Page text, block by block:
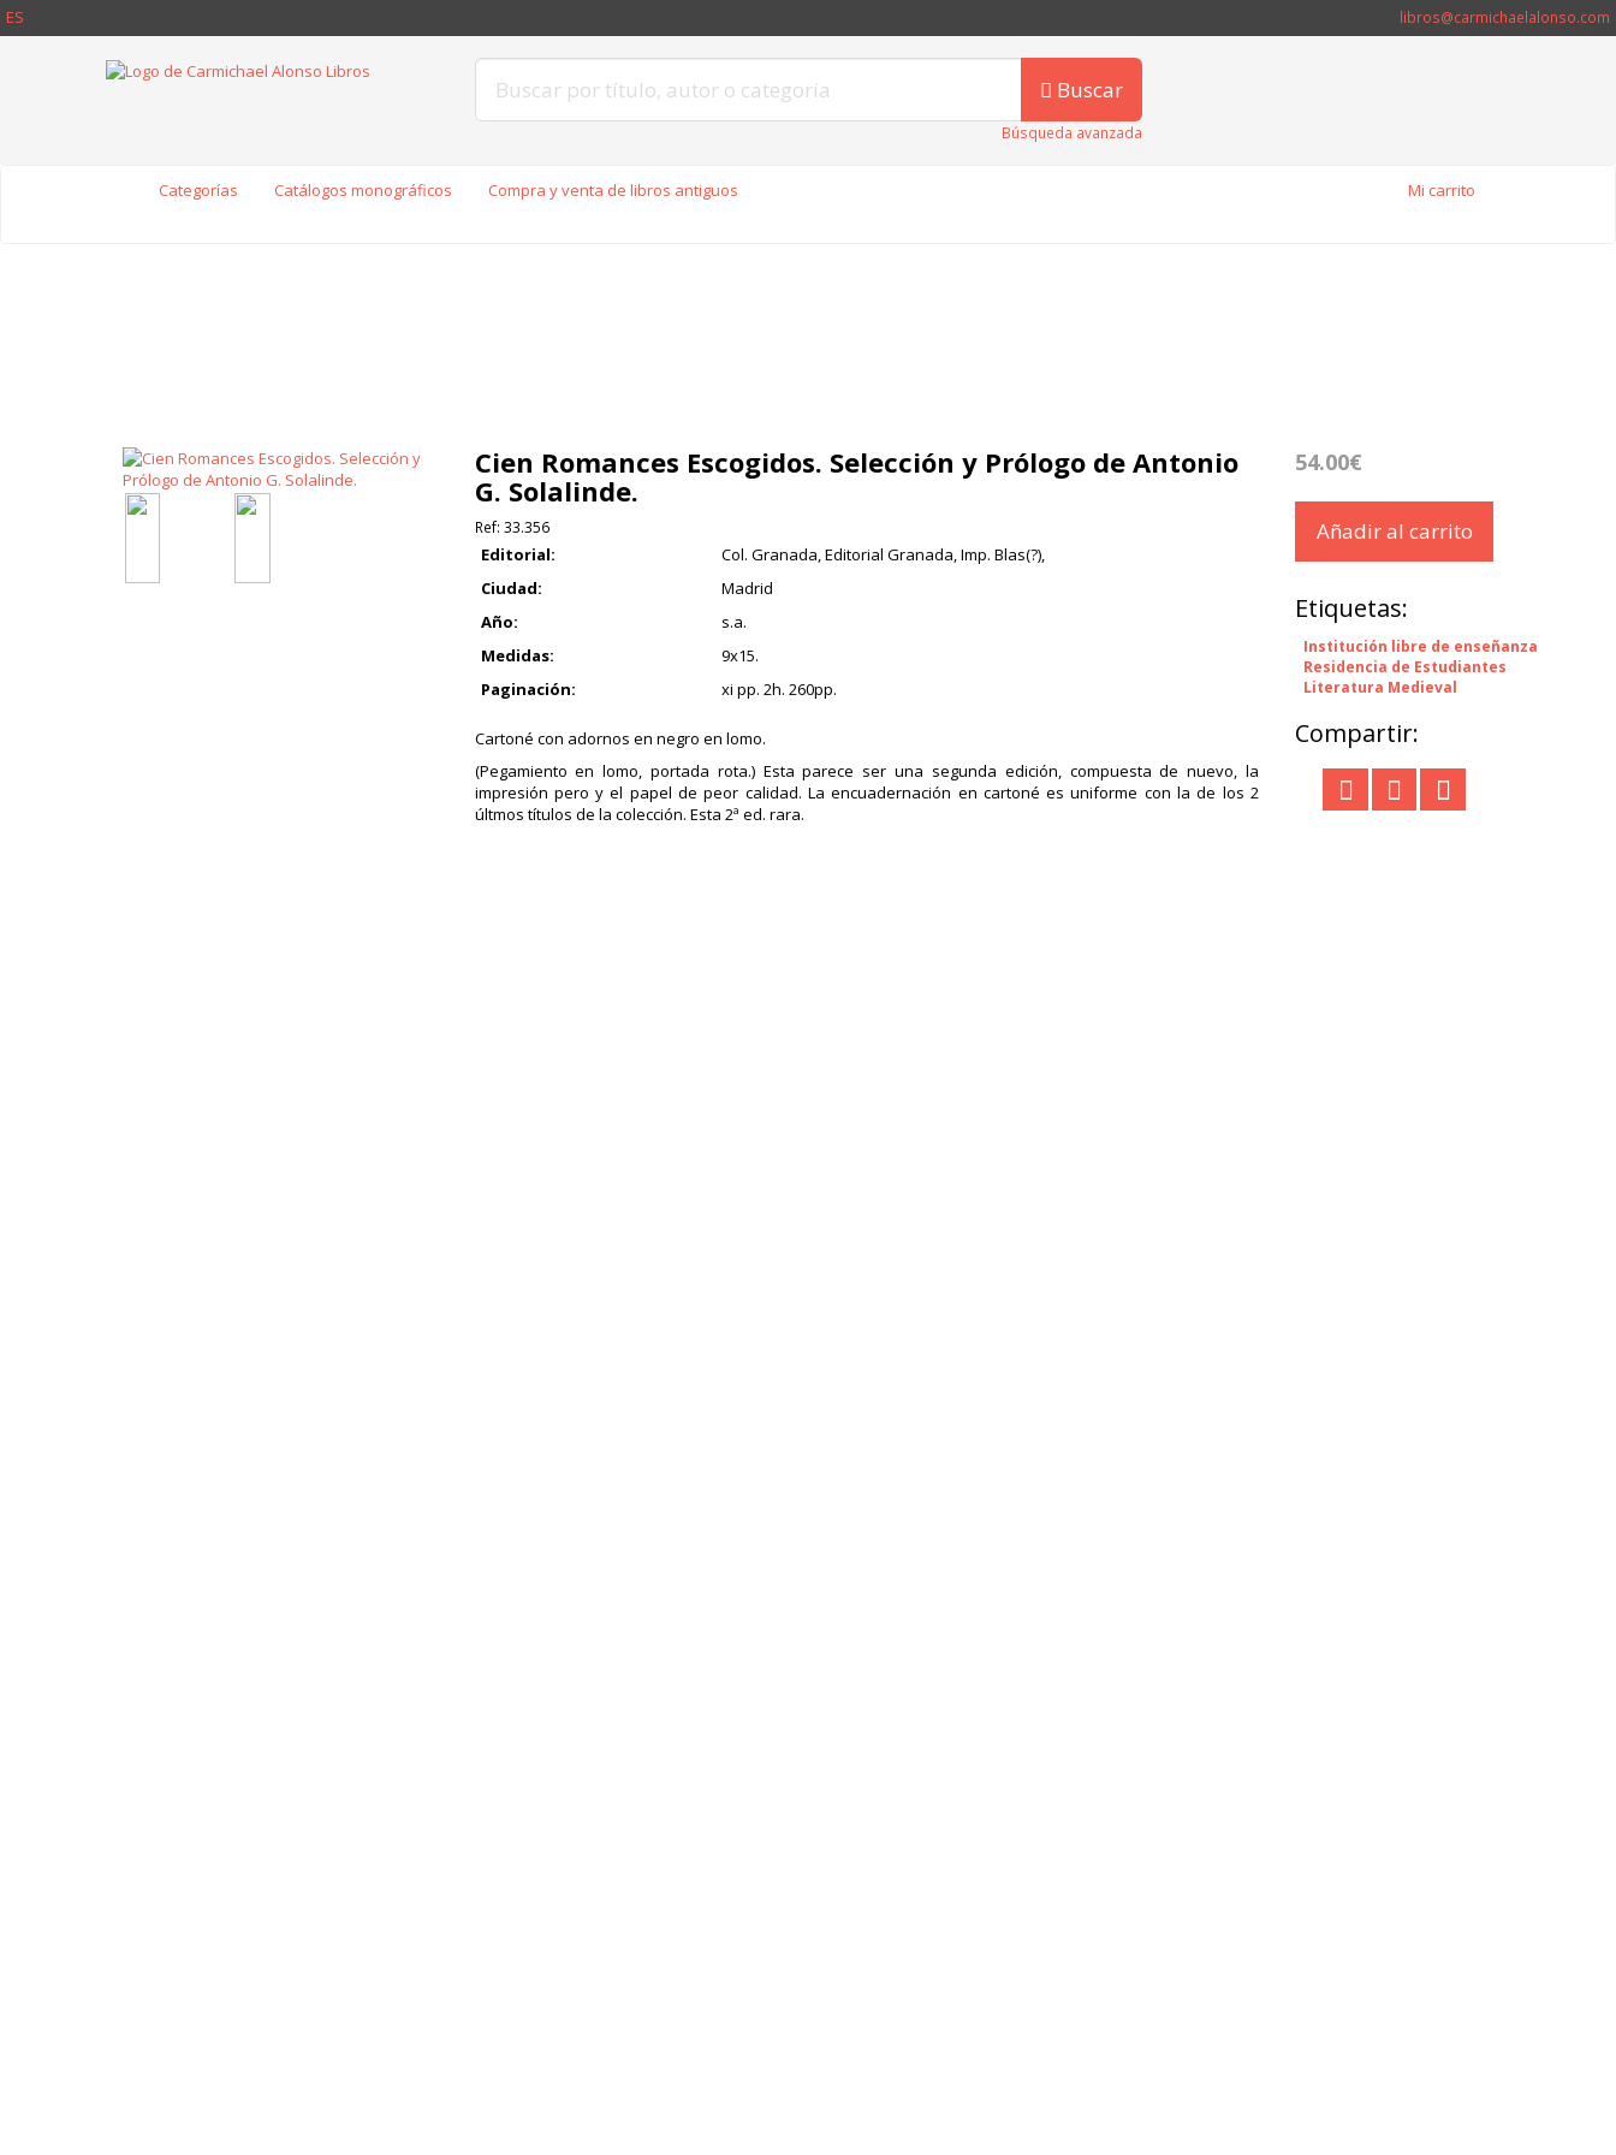
ES libros@carmichaelalonso.com
Buscar
Búsqueda avanzada
Categorías Catálogos monográficos Compra y venta de libros antiguos Mi carrito
Cien Romances Escogidos. Selección y Prólogo de Antonio
G. Solalinde.
Ref: 33.356
Editorial:
Col. Granada, Editorial Granada, Imp. Blas(?),
Ciudad:
Madrid
Año:
s.a.
Medidas:
9x15.
Paginación:
xi pp. 2h. 260pp.
Cartoné con adornos en negro en lomo.
(Pegamiento en lomo, portada rota.) Esta parece ser una segunda edición, compuesta de nuevo, la
impresión pero y el papel de peor calidad. La encuadernación en cartoné es uniforme con la de los 2
últmos títulos de la colección. Esta 2ª ed. rara.
54.00€
Añadir al carrito
Etiquetas:
Institución libre de enseñanza
Residencia de Estudiantes
Literatura Medieval
Compartir: